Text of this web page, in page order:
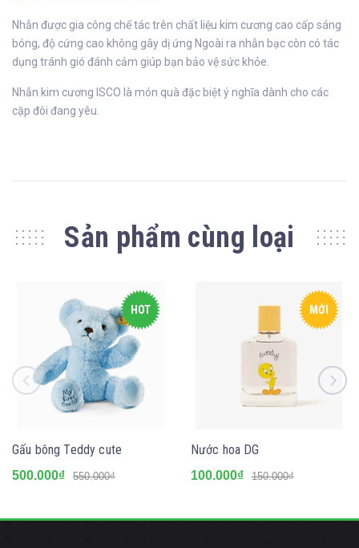
Nhẫn được gia công chế tác trên chất liệu kim cương cao cấp sáng
bóng, độ cứng cao không gây dị ứng Ngoài ra nhẫn bạc còn có tác
dụng tránh gió đánh cảm giúp bạn bảo vệ sức khỏe.
Nhẫn kim cương ISCO là món quà đặc biệt ý nghĩa dành cho các
cặp đôi đang yêu.
Sản phẩm cùng loại
HOT
Gấu bông Teddy cute
500.000₫ 550.000₫
MỚI
Nước hoa DG
100.000₫ 150.000₫